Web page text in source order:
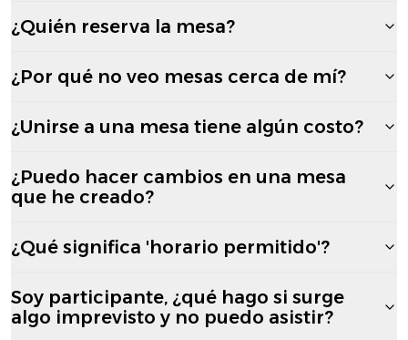
¿Quién reserva la mesa?
¿Por qué no veo mesas cerca de mí?
¿Unirse a una mesa tiene algún costo?
¿Puedo hacer cambios en una mesa
que he creado?
¿Qué significa 'horario permitido'?
Soy participante, ¿qué hago si surge
algo imprevisto y no puedo asistir?